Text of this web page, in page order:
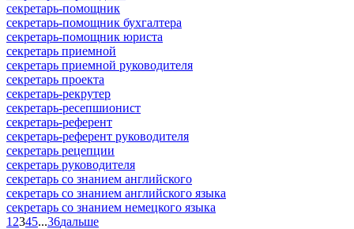
секретарь-помощник
секретарь-помощник бухгалтера
секретарь-помощник юриста
секретарь приемной
секретарь приемной руководителя
секретарь проекта
секретарь-рекрутер
секретарь-ресепшионист
секретарь-референт
секретарь-референт руководителя
секретарь рецепции
секретарь руководителя
секретарь со знанием английского
секретарь со знанием английского языка
секретарь со знанием немецкого языка
1 2345...36дальше